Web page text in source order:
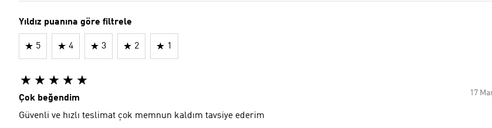
Yıldız puanına göre filtrele
5 4 3 2 1
17
Çok beğendim
Güvenli ve hızlı teslimat çok memnun kaldım tavsiye ederim